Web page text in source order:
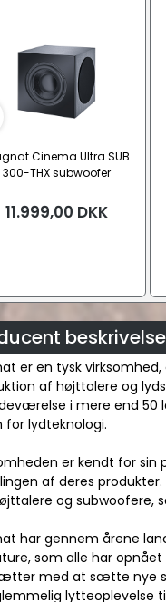
Cinema Ultra SUB
300-THX subwoofer
11.999,00 DKK
er en tysk virksomhed,
af højttalere og
i mere end 50
for lydteknologi.
er kendt for sin
af deres
og subwoofere,
har gennem årene
som alle har
med at sætte nye
lytteoplevelse